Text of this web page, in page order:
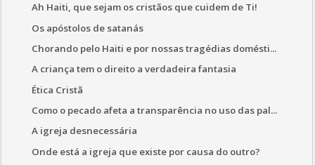
Ah Haiti, que sejam os cristãos que cuidem de Ti!
Os apóstolos de satanás
Chorando pelo Haiti e por nossas tragédias domésti...
A criança tem o direito a verdadeira fantasia
Ética Cristã
Como o pecado afeta a transparência no uso das pal...
A igreja desnecessária
Onde está a igreja que existe por causa do outro?